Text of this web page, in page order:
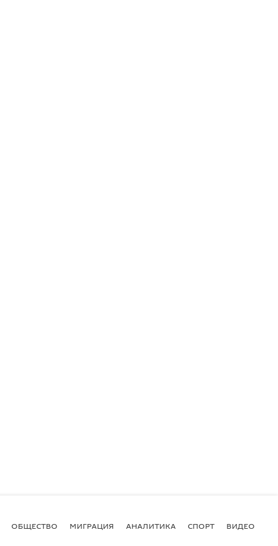
ОБЩЕСТВО МИГРАЦИЯ АНАЛИТИКА СПОРТ ВИДЕО